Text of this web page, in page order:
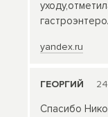
yandex.ru
ГЕОРГИЙ
Спасибо